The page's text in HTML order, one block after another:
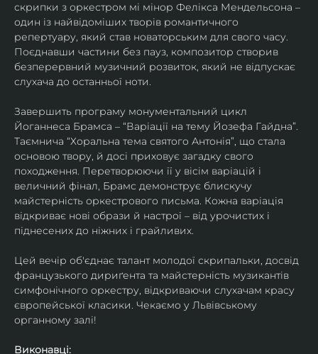
скрипки з оркестром мі мінор Фелікса Мендельсона –
один із найвідоміших творів романтичного
репертуару, який став новаторським для свого часу.
Поєднавши частини без пауз, композитор створив
безперервний музичний розвиток, який не відпускає
слухача до останньої ноти.
Завершить програму монументальний цикл
Йоганнеса Брамса – “Варіації на тему Йозефа Гайдна”.
Таємнича “Хоральна тема святого Антонія”, що стала
основою твору, й досі приховує загадку свого
походження. Перетворюючи її у вісім варіацій і
величний фінал, Брамс демонструє блискучу
майстерність оркестрового письма. Кожна варіація
відкриває нові образи й настрої – від урочистих і
піднесених до ніжних і грайливих.
Цей вечір об'єднає талант молодої скрипальки, досвід
французького дириґента та майстерність музикантів
симфонічного оркестру, відкриваючи слухачам красу
європейської класики. Чекаємо у Львівському
органному залі!
Виконавці: